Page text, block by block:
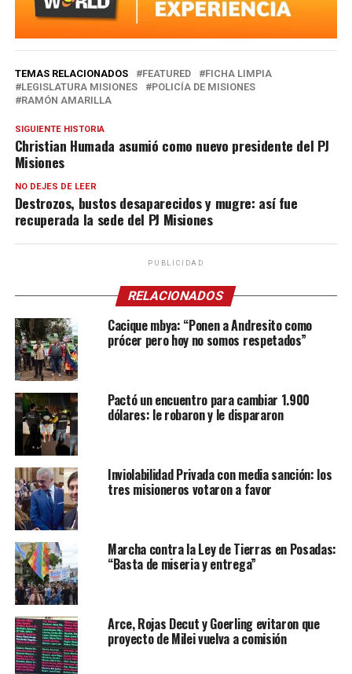
TEMAS RELACIONADOS FEATURED
FICHA LIMPIA
LEGISLATURA MISIONES
POLICÍA DE MISIONES
RAMÓN AMARILLA
SIGUIENTE HISTORIA
Christian Humada asumió como nuevo presidente del PJ
Misiones
NO DEJES DE LEER
Destrozos, bustos desaparecidos y mugre: así fue
recuperada la sede del PJ Misiones
PUBLICIDAD
RELACIONADOS
Cacique mbya: “Ponen a Andresito como
prócer pero hoy no somos respetados”
Pactó un encuentro para cambiar 1.900
dólares: le robaron y le dispararon
Inviolabilidad Privada con media sanción: los
tres misioneros votaron a favor
Marcha contra la Ley de Tierras en Posadas:
“Basta de miseria y entrega”
Arce, Rojas Decut y Goerling evitaron que
proyecto de Milei vuelva a comisión